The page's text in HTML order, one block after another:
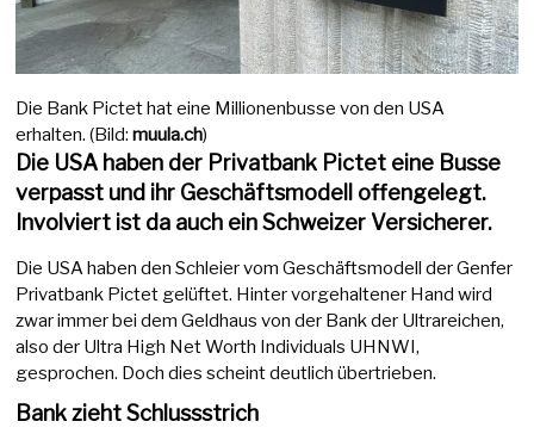
Die Bank Pictet hat eine Millionenbusse von den USA
erhalten. (Bild:muula.ch)
Die USA haben der Privatbank Pictet eine Busse
verpasst und ihr Geschäftsmodell offengelegt.
Involviert ist da auch ein Schweizer Versicherer.
Die USA haben den Schleier vom Geschäftsmodell der Genfer
Privatbank Pictet gelüftet. Hinter vorgehaltener Hand wird
zwar immer bei dem Geldhaus von der Bank der Ultrareichen,
also der Ultra High Net Worth Individuals UHNWI,
gesprochen. Doch dies scheint deutlich übertrieben.
Bank zieht Schlussstrich